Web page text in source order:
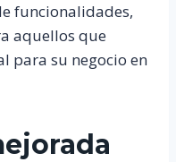
funcionalidades,
aquellos que
para su negocio en